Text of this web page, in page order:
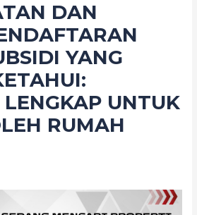
DAN
YANG
UNTUK
RUMAH